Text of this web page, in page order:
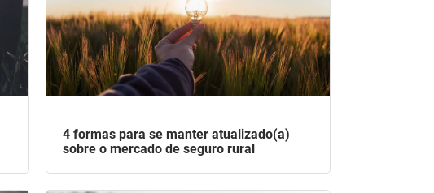
4 formas para se manter atualizado(a)
sobre o mercado de seguro rural